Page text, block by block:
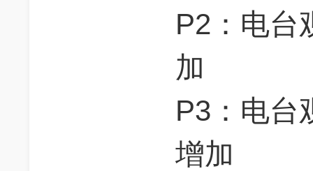
P2：电台
加
P3：电台
增加